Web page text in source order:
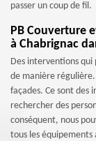
passer un coup de fil.
PB Couverture
à Chabrignac
Des interventions
de manière
façades. Ce sont des
rechercher des
conséquent, nous
tous les